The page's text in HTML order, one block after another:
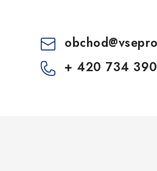
obchod@
+ 420 734